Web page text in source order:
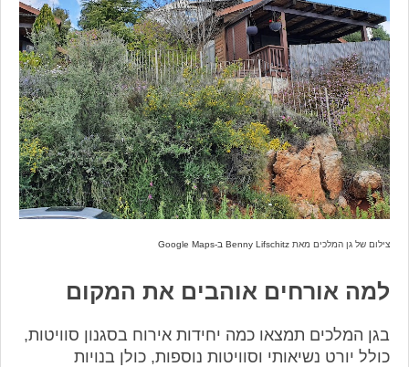
צילום של גן המלכים מאת Benny Lifschitz ב-Google Maps
למה אורחים אוהבים את המקום
בגן המלכים תמצאו כמה יחידות אירוח בסגנון סוויטות,
כולל יורט נשיאותי וסוויטות נוספות, כולן בנויות